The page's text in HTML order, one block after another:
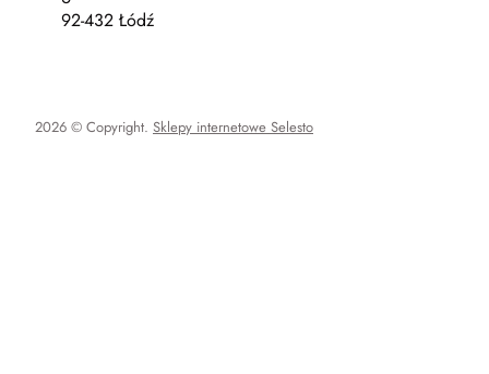
92-432 Łódź
2026 © Copyright. Sklepy internetowe Selesto